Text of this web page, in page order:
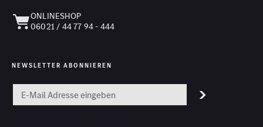
ONLINESHOP
06021 / 44 77 94 - 444
NEWSLETTER ABONNIEREN